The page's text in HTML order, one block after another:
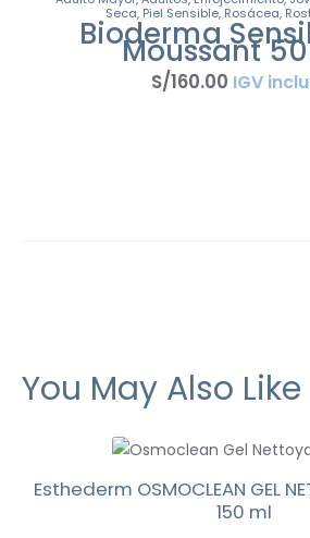
Seca, Piel Sensible, Rosácea,
Bioderma
Moussant
S/160.00 IGV
You May Also Like
Esthederm OSMOCLEAN GEL
150 ml